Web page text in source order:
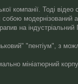
компанії. Тоді
модернізований
на
"пентіум", з
мініатюрний